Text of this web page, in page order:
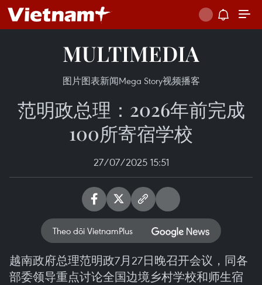
MULTIMEDIA
图片图表新闻Mega Story视频播客
范明政总理：2026年前完成
100所寄宿学校
27/07/2025 15:51
Theo dõi VietnamPlus
越南政府总理范明政7月27日晚召开会议，同各
部委领导重点讨论全国边境乡村学校和师生宿